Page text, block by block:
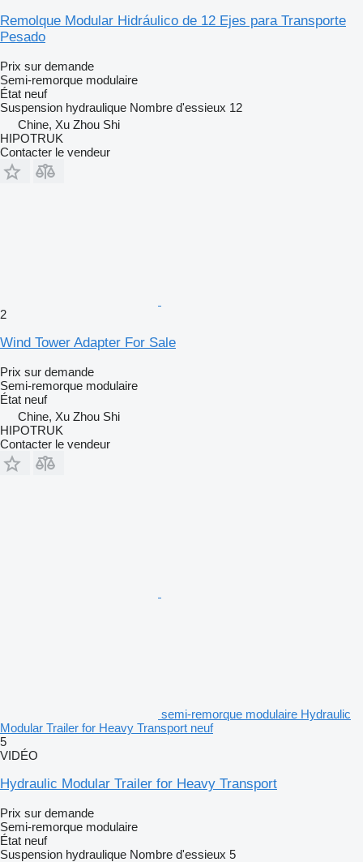
Remolque Modular Hidráulico de 12 Ejes para Transporte
Pesado
Prix sur demande
Semi-remorque modulaire
État neuf
Suspension hydraulique Nombre d'essieux 12
Chine, Xu Zhou Shi
HIPOTRUK
Contacter le vendeur
2
Wind Tower Adapter For Sale
Prix sur demande
Semi-remorque modulaire
État neuf
Chine, Xu Zhou Shi
HIPOTRUK
Contacter le vendeur
semi-remorque modulaire Hydraulic
Modular Trailer for Heavy Transport neuf
5
VIDÉO
Hydraulic Modular Trailer for Heavy Transport
Prix sur demande
Semi-remorque modulaire
État neuf
Suspension hydraulique Nombre d'essieux 5